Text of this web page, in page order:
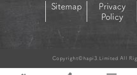
Sitemap
Privacy
Policy
Copyright©hapi3.Limited All